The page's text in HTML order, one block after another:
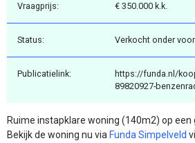
Vraagprijs: € 350.000 k.k.
Status: Verkocht onder
Publicatielink:
https://funda.nl/
89820927-
Ruime instapklare woning (140m2) op
Bekijk de woning nu via Funda Simpelveld